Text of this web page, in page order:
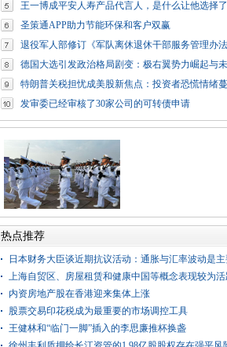
王一博成平安人寿产品代言人，是什么让他选择
圣策通APP助力节能环保和客户双赢
退役军人部修订《军队离休退休干部服务管理办法
德国大选引发政治格局剧变：极右翼势力崛起与
特朗普关税担忧成美股新焦点：投资者恐慌情绪
发审委已经审核了30家公司的可转债申请
热点推荐
日本财务大臣谈近期抗议活动：通胀与汇率波动是
上海自贸区、房屋租赁和健康中国等概念表现较为
内资房地产股在香港迎来集体上涨
股票交易印花税成为最重要的市场调控工具
王健林和“临门一脚”插入的李思廉推杯换盏